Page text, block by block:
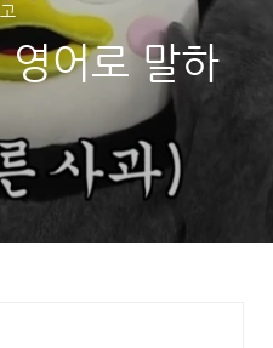
어로 말하